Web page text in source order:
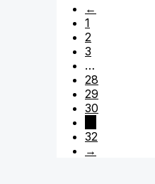
←
1
2
3
…
28
29
30
32
→